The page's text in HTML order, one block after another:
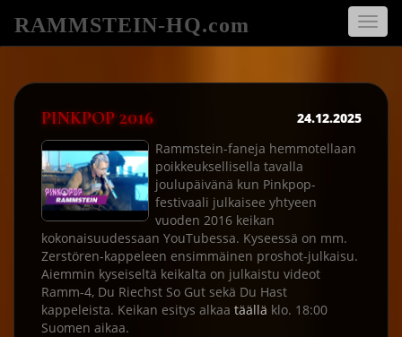
Avaa
RAMMSTEIN-HQ.com
PINKPOP 2016
24.12.2025
Rammstein-faneja hemmotellaan
poikkeuksellisella tavalla
joulupäivänä kun Pinkpop-
festivaali julkaisee yhtyeen
vuoden 2016 keikan
kokonaisuudessaan YouTubessa. Kyseessä on mm.
Zerstören-kappeleen ensimmäinen proshot-julkaisu.
Aiemmin kyseiseltä keikalta on julkaistu videot
Ramm-4, Du Riechst So Gut sekä Du Hast
kappeleista. Keikan esitys alkaa täällä klo. 18:00
Suomen aikaa.